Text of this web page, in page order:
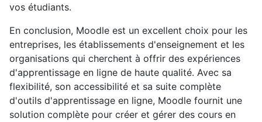
vos étudiants.
En conclusion, Moodle est un excellent choix pour les
entreprises, les établissements d'enseignement et les
organisations qui cherchent à offrir des expériences
d'apprentissage en ligne de haute qualité. Avec sa
flexibilité, son accessibilité et sa suite complète
d'outils d'apprentissage en ligne, Moodle fournit une
solution complète pour créer et gérer des cours en